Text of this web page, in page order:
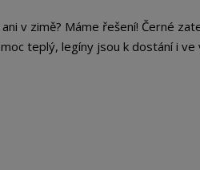
v zimě? Máme řešení! Černé
teplý, legíny jsou k dostání i